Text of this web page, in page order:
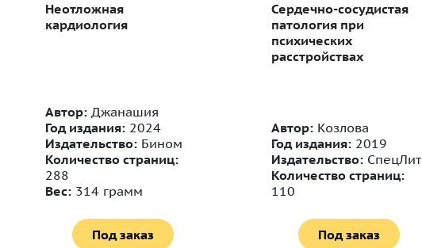
Неотложная
кардиология
Автор: Джанашия
Год издания: 2024
Издательство: Бином
Количество страниц:
288
Вес: 314 грамм
Под заказ
Сердечно-сосудистая
патология при
психических
расстройствах
Автор: Козлова
Год издания: 2019
Издательство: СпецЛит
Количество страниц:
110
Под заказ